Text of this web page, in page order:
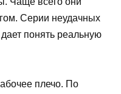
Серии неудачных
понять реальную
плечо. По